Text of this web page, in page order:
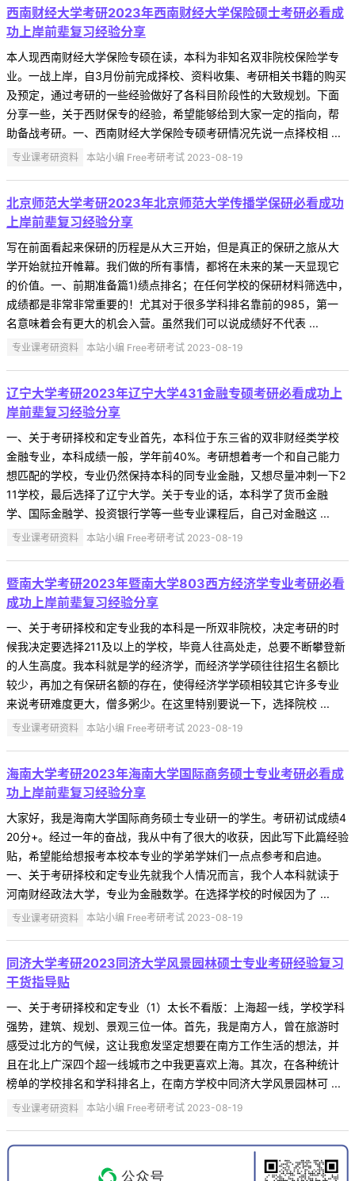
西南财经大学考研2023年西南财经大学保险硕士考研必看成
功上岸前辈复习经验分享
本人现西南财经大学保险专硕在读，本科为非知名双非院校保险学专
业。一战上岸，自3月份前完成择校、资料收集、考研相关书籍的购买
及预定，通过考研的一些经验做好了各科目阶段性的大致规划。下面
分享一些，关于西财保专的经验，希望能够给到大家一定的指向，帮
助备战考研。一、西南财经大学保险专硕考研情况先说一点择校相 ...
专业课考研资料 本站小编 Free考研考试 2023-08-19
北京师范大学考研2023年北京师范大学传播学保研必看成功
上岸前辈复习经验分享
写在前面看起来保研的历程是从大三开始，但是真正的保研之旅从大
学开始就拉开帷幕。我们做的所有事情，都将在未来的某一天显现它
的价值。一、前期准备篇1)绩点排名；在任何学校的保研材料筛选中，
成绩都是非常非常重要的！尤其对于很多学科排名靠前的985，第一
名意味着会有更大的机会入营。虽然我们可以说成绩好不代表 ...
专业课考研资料 本站小编 Free考研考试 2023-08-19
辽宁大学考研2023年辽宁大学431金融专硕考研必看成功上
岸前辈复习经验分享
一、关于考研择校和定专业首先，本科位于东三省的双非财经类学校
金融专业，本科成绩一般，学年前40%。考研想着考一个和自己能力
想匹配的学校，专业仍然保持本科的同专业金融，又想尽量冲刺一下2
11学校，最后选择了辽宁大学。关于专业的话，本科学了货币金融
学、国际金融学、投资银行学等一些专业课程后，自己对金融这 ...
专业课考研资料 本站小编 Free考研考试 2023-08-19
暨南大学考研2023年暨南大学803西方经济学专业考研必看
成功上岸前辈复习经验分享
一、关于考研择校和定专业我的本科是一所双非院校，决定考研的时
候我决定要选择211及以上的学校，毕竟人往高处走，总要不断攀登新
的人生高度。我本科就是学的经济学，而经济学学硕往往招生名额比
较少，再加之有保研名额的存在，使得经济学学硕相较其它许多专业
来说考研难度更大，僧多粥少。在这里特别要说一下，选择院校 ...
专业课考研资料 本站小编 Free考研考试 2023-08-19
海南大学考研2023年海南大学国际商务硕士专业考研必看成
功上岸前辈复习经验分享
大家好，我是海南大学国际商务硕士专业研一的学生。考研初试成绩4
20分+。经过一年的奋战，我从中有了很大的收获，因此写下此篇经验
贴，希望能给想报考本校本专业的学弟学妹们一点点参考和启迪。
一、关于考研择校和定专业先就我个人情况而言，我个人本科就读于
河南财经政法大学，专业为金融数学。在选择学校的时候因为了 ...
专业课考研资料 本站小编 Free考研考试 2023-08-19
同济大学考研2023同济大学风景园林硕士专业考研经验复习
干货指导贴
一、关于考研择校和定专业（1）太长不看版：上海超一线，学校学科
强势，建筑、规划、景观三位一体。首先，我是南方人，曾在旅游时
感受过北方的气候，这让我愈发坚定想要在南方工作生活的想法，并
且在北上广深四个超一线城市之中我更喜欢上海。其次，在各种统计
榜单的学校排名和学科排名上，在南方学校中同济大学风景园林可 ...
专业课考研资料 本站小编 Free考研考试 2023-08-19